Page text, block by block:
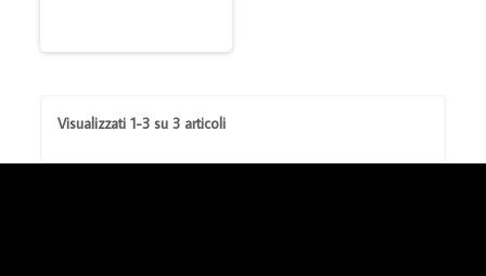
Visualizzati 1-3 su 3 articoli